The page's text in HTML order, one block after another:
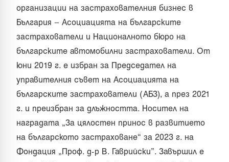
организации на застрахователния бизнес в
България – Асоциацията на българските
застрахователи и Националното бюро на
българските автомобилни застрахователи. От
юни 2019 г. е избран за Председател на
управителния съвет на Acoциaциятa нa
бългapcĸитe зacтpaxoвaтeли (АБЗ), а през 2021
г. и преизбран за длъжността. Носител на
наградата „За цялостен принос в развитието
на българското застраховане“ за 2023 г. на
Фондация „Проф. д-р В. Гаврийски”. Завършил е